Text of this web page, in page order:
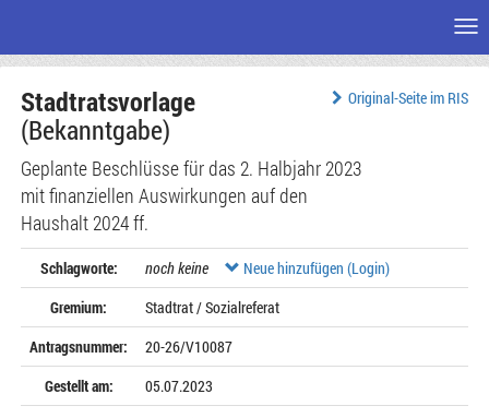
Seiteninhalt
Original-Seite im RIS
Stadtratsvorlage
(Bekanntgabe)
Geplante Beschlüsse für das 2. Halbjahr 2023
mit finanziellen Auswirkungen auf den
Haushalt 2024 ff.
Schlagworte: noch keine
Neue hinzufügen (Login)
Gremium:
Stadtrat / Sozialreferat
Antragsnummer:
20-26/V10087
Gestellt am:
05.07.2023